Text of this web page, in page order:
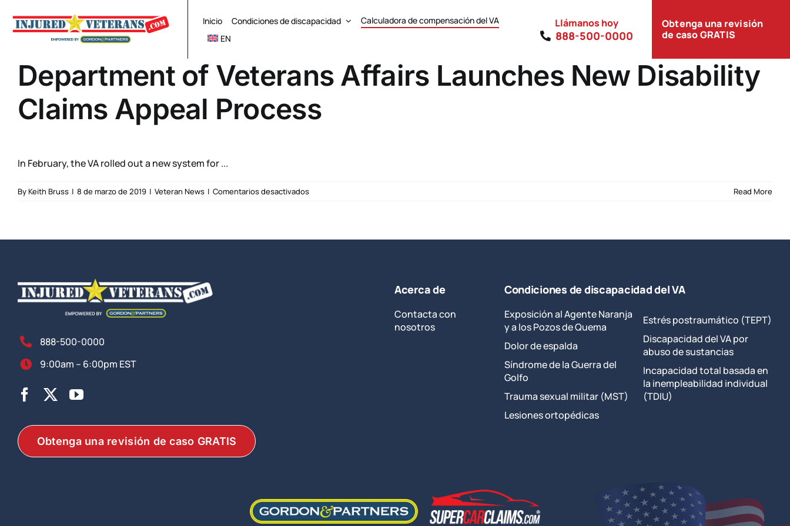
content
Inicio Condiciones de discapacidad
Calculadora de compensación del VA
EN
Llámanos hoy
888-500-0000
Obtenga una revisión
de caso GRATIS
Department of Veterans Affairs Launches New Disability
Claims Appeal Process
In February, the VA rolled out a new system for ...
By Keith Bruss | 8 de marzo de 2019 | Veteran News | Comentarios desactivadosen
Affairs
Read More
888-500-0000
9:00am – 6:00pm EST
Obtenga una revisión de caso GRATIS
Acerca de
Contacta con
nosotros
Condiciones de discapacidad del VA
Exposición al Agente Naranja
y a los Pozos de Quema
Dolor de espalda
Síndrome de la Guerra del
Golfo
Trauma sexual militar (MST)
Lesiones ortopédicas
Estrés postraumático (TEPT)
Discapacidad del VA por
abuso de sustancias
Incapacidad total basada en
la inempleabilidad individual
(TDIU)